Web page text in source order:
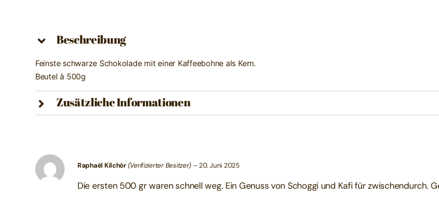
Beschreibung
Feinste schwarze Schokolade mit einer Kaffeebohne als Kern.
Beutel à 500g
Zusätzliche Informationen
Raphaël Kilchör(Verifizierter Besitzer) – 20. Juni 2025
Die ersten 500 gr waren schnell weg. Ein Genuss von Schoggi und Kafi für zwischendurch.